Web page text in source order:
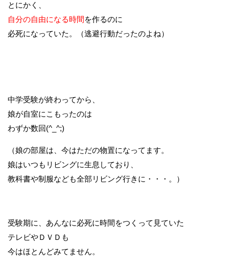
とにかく、
自分の自由になる時間を作るのに
必死になっていた。（逃避行動だったのよね）
中学受験が終わってから、
娘が自室にこもったのは
わずか数回(^_^;)
（娘の部屋は、今はただの物置になってます。
娘はいつもリビングに生息しており、
教科書や制服なども全部リビング行きに・・・。）
受験期に、あんなに必死に時間をつくって見ていた
テレビやＤＶＤも
今はほとんどみてません。